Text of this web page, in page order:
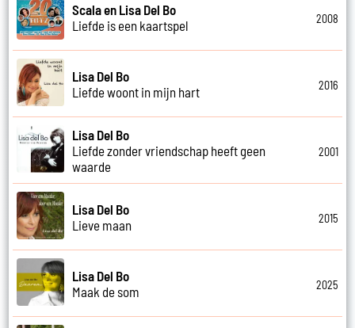
Scala en Lisa Del Bo
Liefde is een kaartspel
2008
Lisa Del Bo
Liefde woont in mijn hart
2016
Lisa Del Bo
Liefde zonder vriendschap heeft geen
waarde
2001
Lisa Del Bo
Lieve maan
2015
Lisa Del Bo
Maak de som
2025